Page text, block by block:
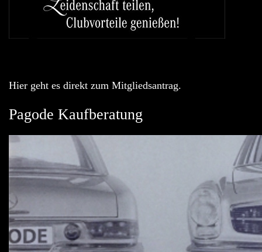
Hier geht es direkt zum Mitgliedsantrag.
Pagode Kaufberatung